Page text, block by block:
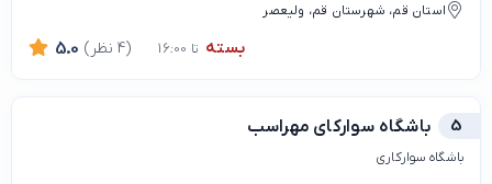
استان قم، شهرستان قم، ولیعصر
بسته تا 16:00 5.0 (4 نظر)
5 باشگاه سوارکای مهراسب
باشگاه سوارکاری